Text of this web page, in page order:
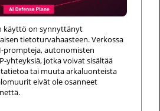
käyttö on synnyttänyt
tietoturvahaasteen. Verkossa
prompteja, autonomisten
yhteyksiä, jotka voivat sisältää
tai muuta arkaluonteista
eivät ole osanneet